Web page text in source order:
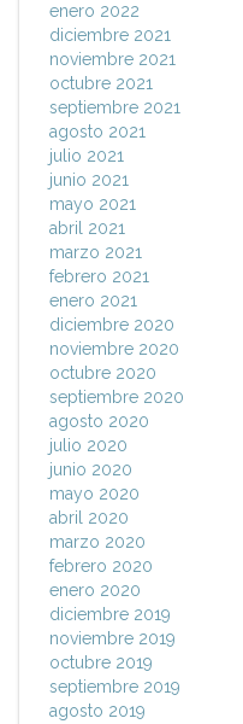
enero 2022
diciembre 2021
noviembre 2021
octubre 2021
septiembre 2021
agosto 2021
julio 2021
junio 2021
mayo 2021
abril 2021
marzo 2021
febrero 2021
enero 2021
diciembre 2020
noviembre 2020
octubre 2020
septiembre 2020
agosto 2020
julio 2020
junio 2020
mayo 2020
abril 2020
marzo 2020
febrero 2020
enero 2020
diciembre 2019
noviembre 2019
octubre 2019
septiembre 2019
agosto 2019